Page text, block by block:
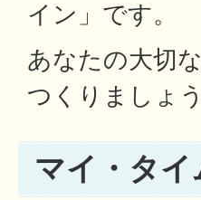
イン」です。
あなたの大切
つくりましょう
マイ・タ